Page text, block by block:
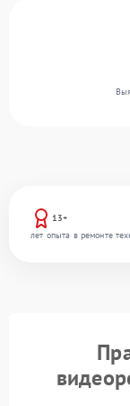
13+
лет опыта в ремонте